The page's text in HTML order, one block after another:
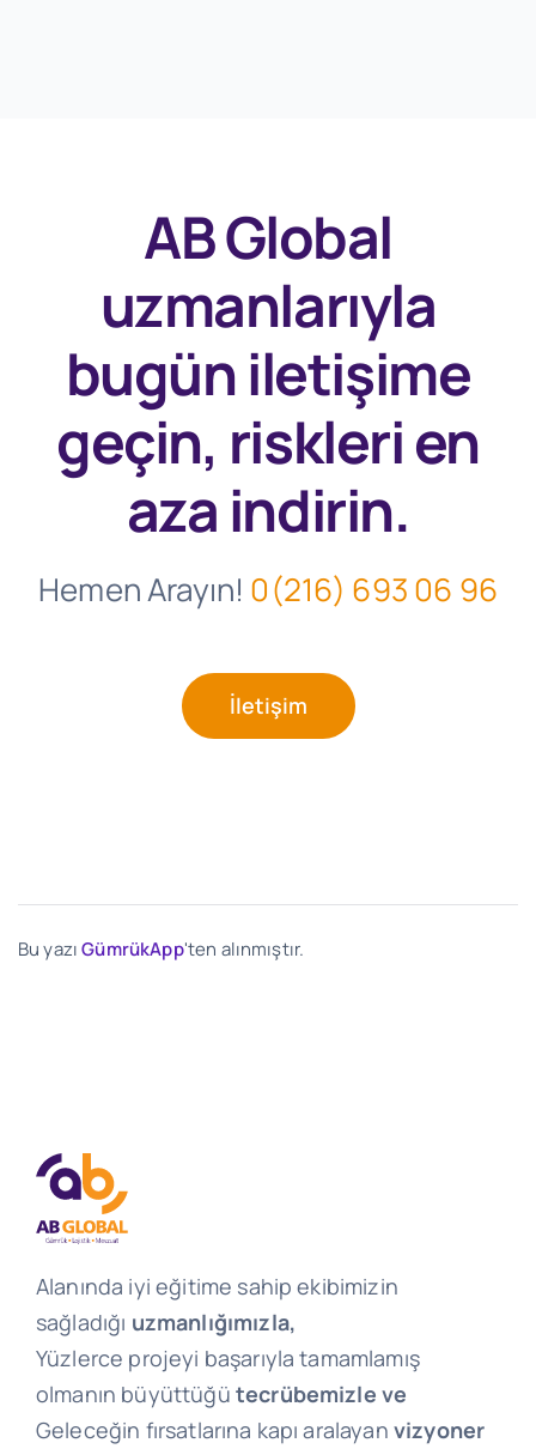
AB Global
uzmanlarıyla
bugüniletişime
geçin, riskleri en
aza indirin.
Hemen Arayın! 0(216) 693 06 96
İletişim
Bu yazıGümrükApp'ten alınmıştır.
Alanında iyi eğitime sahip ekibimizin
sağladığı uzmanlığımızla,
Yüzlerce projeyi başarıyla tamamlamış
olmanın büyüttüğü tecrübemizle ve
Geleceğin fırsatlarına kapı aralayan vizyoner